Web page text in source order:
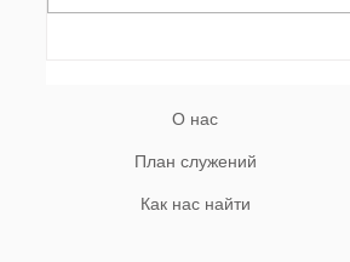
того называют
О нас
План служений
Как нас найти